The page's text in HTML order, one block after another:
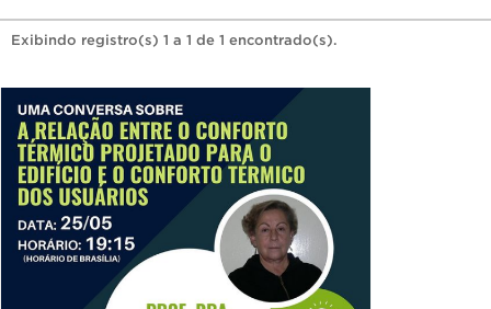
Exibindo registro(s) 1 a 1 de 1 encontrado(s).